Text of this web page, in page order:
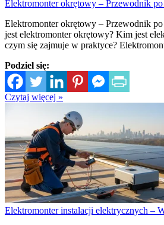
Elektromonter okrętowy – Przewodnik
Elektromonter okrętowy – Przewodnik
jest elektromonter okrętowy? Kim jest
czym się zajmuje w praktyce?
Podziel się:
Czytaj więcej »
Elektromonter instalacji elektrycznych –